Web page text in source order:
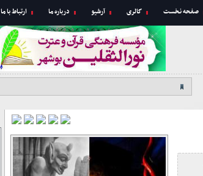
صفحه نخست گالری آرشیو درباره ما ارتباط با ما